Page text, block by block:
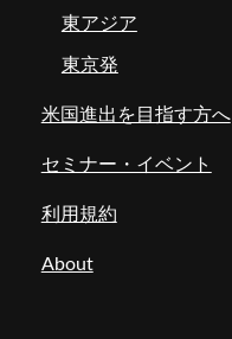
東アジア
東京発
米国進出を目指す方へ
セミナー・イベント
利用規約
About